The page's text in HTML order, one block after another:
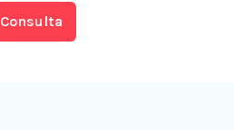
Consulta